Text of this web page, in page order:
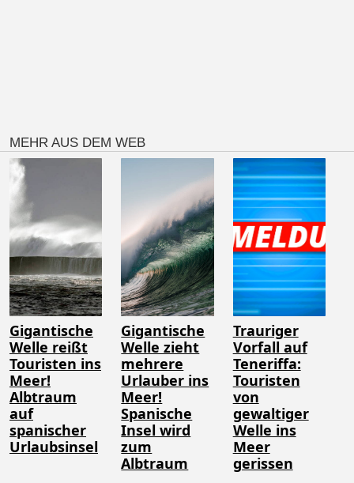
MEHR AUS DEM WEB
Gigantische
Welle reißt
Touristen ins
Meer!
Albtraum
auf
spanischer
Urlaubsinsel
Gigantische
Welle zieht
mehrere
Urlauber ins
Meer!
Spanische
Insel wird
zum
Albtraum
Trauriger
Vorfall auf
Teneriffa:
Touristen
von
gewaltiger
Welle ins
Meer
gerissen